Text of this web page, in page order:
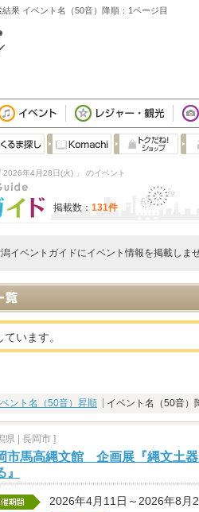
果 イベント名（50音）降順：1ページ目
2026年4月28日(火) 」 のイベント
掲載数： 131件
潟イベントガイドにイベント情報を掲載しま
います。
ント名（50音）昇順 イベント名（50音）
県 長岡市 ]
市馬高縄文館 企画展『縄文土
』
2026年4月11日～2026年8月